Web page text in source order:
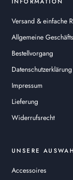
Versand & einfache
Allgemeine
Bestellvorgang
Datenschutzerklärung
Impressum
Lieferung
Widerrufsrecht
UNSERE
Accessoires